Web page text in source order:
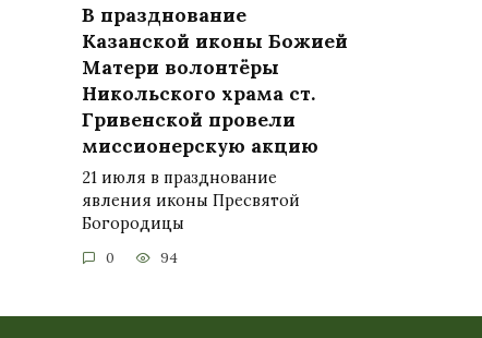
В празднование
Казанской иконы Божией
Матери волонтёры
Никольского храма ст.
Гривенской провели
миссионерскую акцию
21 июля в празднование
явления иконы Пресвятой
Богородицы
0 94